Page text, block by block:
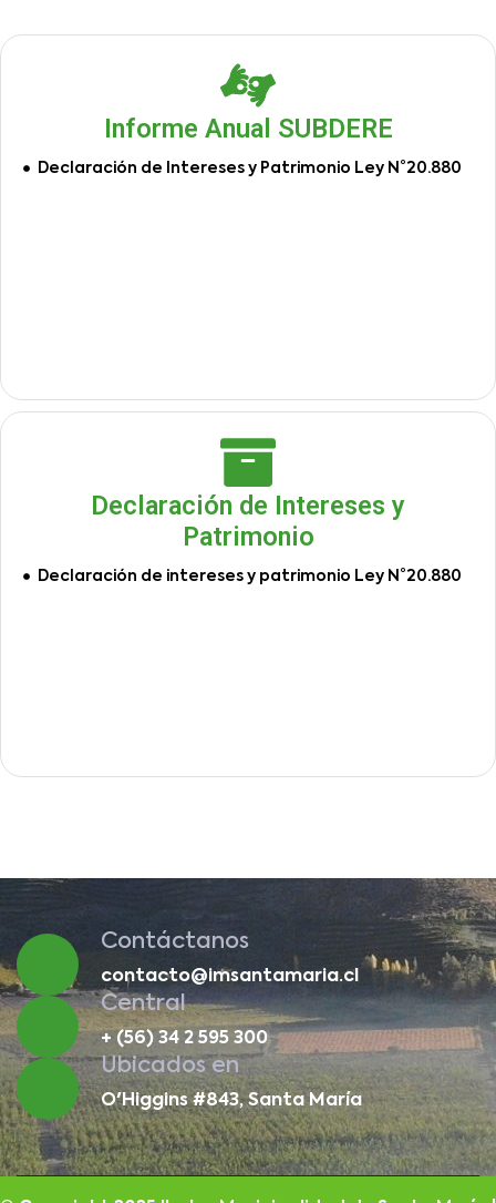
Informe Anual SUBDERE
Declaración de Intereses y Patrimonio Ley N°20.880
Declaración de Intereses y
Patrimonio
Declaración de intereses y patrimonio Ley N°20.880
Contáctanos
contacto@imsantamaria.cl
Central
+ (56) 34 2 595 300
Ubicados en
O'Higgins #843, Santa María